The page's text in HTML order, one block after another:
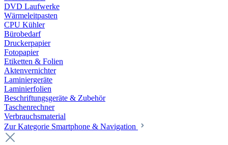
DVD Laufwerke
Wärmeleitpasten
CPU Kühler
Bürobedarf
Druckerpapier
Fotopapier
Etiketten & Folien
Aktenvernichter
Laminiergeräte
Laminierfolien
Beschriftungsgeräte & Zubehör
Taschenrechner
Verbrauchsmaterial
Zur Kategorie Smartphone & Navigation